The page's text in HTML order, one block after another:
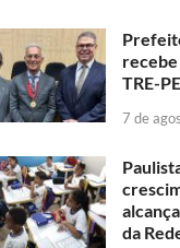
TRE-PE
7 de
da